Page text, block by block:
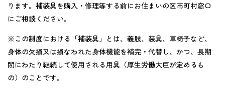
ります。補装具を購入・修理等する前にお住まいの区市町村窓口
にご相談ください。
※この制度における「補装具」とは、義肢、装具、車椅子など、
身体の欠損又は損なわれた身体機能を補完・代替し、かつ、長期
間にわたり継続して使用される用具（厚生労働大臣が定めるも
の）のことです。